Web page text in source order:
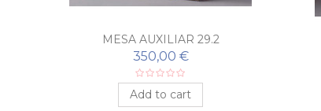
MESA AUXILIAR 29.2
350,00 €
Add to cart